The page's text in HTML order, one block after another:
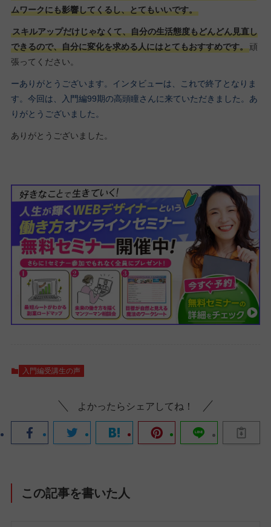
ムワークにも影響してくるし、とてもいいです。
スキルアップだけじゃなくて、自分の生活態度もどんどん見直し
できるので、自分に変化を求める人にはとてもおすすめです。頑
張ってください。
ーありがとうございます。インタビューは、これで終了となりま
す。今回は、入門編99期の高頭瞳さんに来ていただきました。あ
りがとうございました。
ありがとうございました。
入門編受講生の声
よかったらシェアしてね！
この記事を書いた人